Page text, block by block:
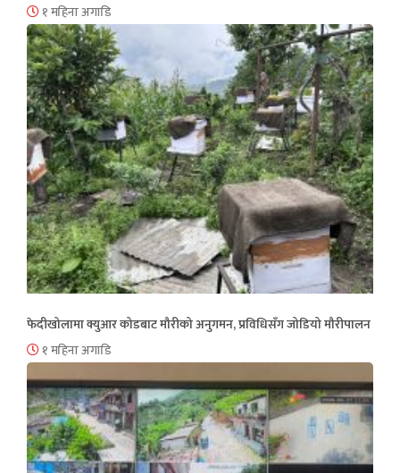
१ महिना अगाडि
फेदीखोलामा क्युआर कोडबाट मौरीको अनुगमन, प्रविधिसँग जोडियो मौरीपालन
१ महिना अगाडि